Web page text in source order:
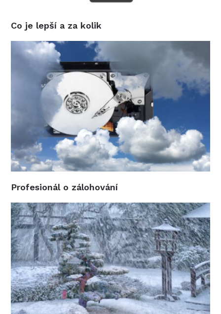
Co je lepší a za kolik
Profesionál o zálohování